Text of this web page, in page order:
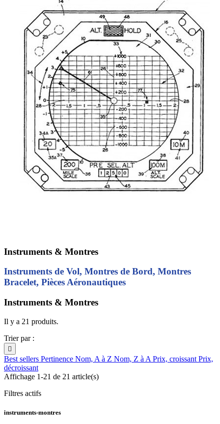
Instruments & Montres
Instruments de Vol, Montres de Bord, Montres
Bracelet, Pièces Aéronautiques
Instruments & Montres
Il y a 21 produits.
Trier par :

Best sellers Pertinence Nom, A à Z Nom, Z à A Prix, croissant Prix,
décroissant
Affichage 1-21 de 21 article(s)
Filtres actifs
instruments-montres